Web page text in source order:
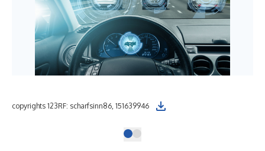
copyrights 123RF: scharfsinn86, 151639946